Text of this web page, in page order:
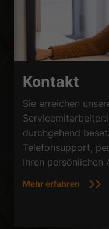
Kontakt
Sie erreichen
durchgehend
Telefonsupport,
Ihren persönlichen
Mehr erfahren